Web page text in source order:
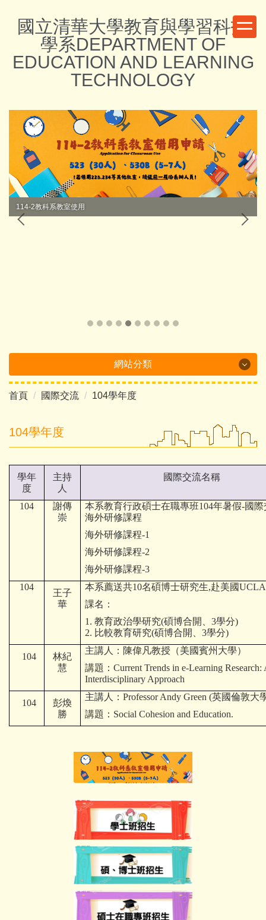
內
國立清華大學教育與學習科技
學系DEPARTMENT OF
EDUCATION AND LEARNING
TECHNOLOGY
114-2教科系教室使用
網站分類
Department Brochure
最新消息
系所成員
課程介紹
師生成果
國際交流
獎學金及學術補助
高中生專區
International students
首頁 國際交流 104學年度
104學年度
學年
度
主持
人
國際交流名稱
104
謝傳
崇
本系教育行政碩士在職專班104年暑假-國
海外研修課程
海外研修課程-1
海外研修課程-2
海外研修課程-3
104
王子
華
本系薦送共10名碩博士研究生,赴美國
課名：
1. 教育政治學研究(碩博合開、3學分)
2. 比較教育研究(碩博合開、3學分)
104
林紀
慧
主講人：陳偉凡教授（美國賓州大學）
講題：Current Trends in e-Learning Research:
Interdisciplinary Approach
104
彭煥
勝
主講人：Professor Andy Green (英國倫敦大
講題：Social Cohesion and Education.